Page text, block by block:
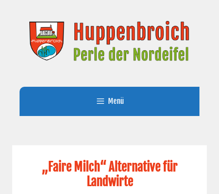
springen
Menü
„Faire Milch“ Alternative für
Landwirte